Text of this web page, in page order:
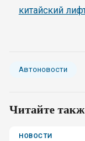
китайский
Автоновости
Читайте
НОВОСТИ